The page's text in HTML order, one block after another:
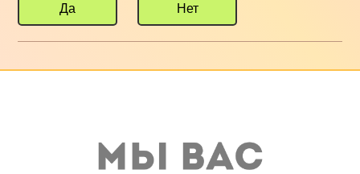
Да Нет